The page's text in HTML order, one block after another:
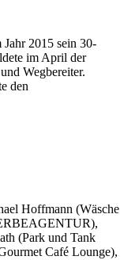
2015 sein 30-
im April der
Wegbereiter.
den
Hoffmann (Wäsche
(Park und Tank
Café Lounge),